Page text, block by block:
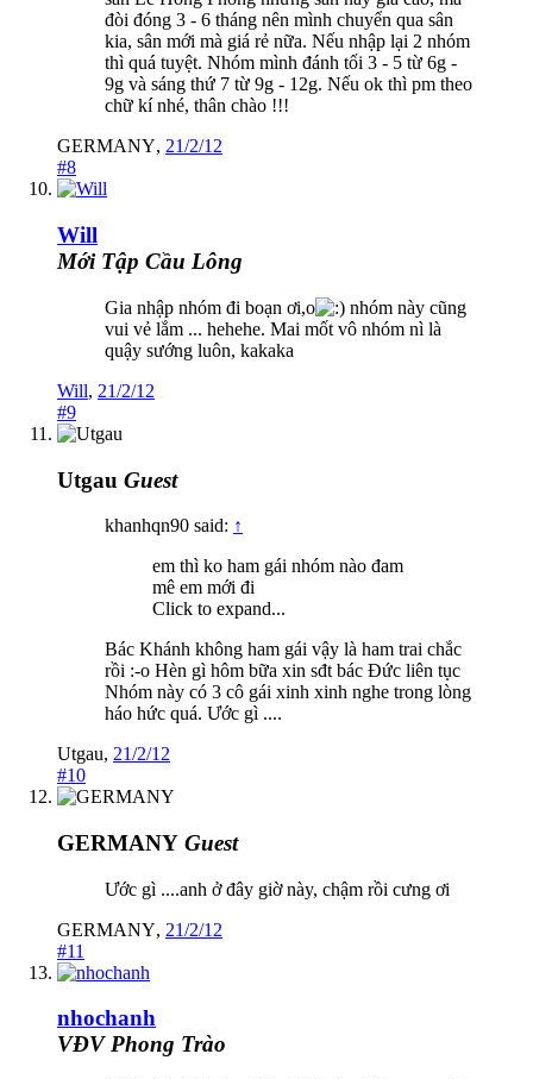
đòi đóng 3 - 6 tháng nên mình chuyển qua sân
kia, sân mới mà giá rẻ nữa. Nếu nhập lại 2 nhóm
thì quá tuyệt. Nhóm mình đánh tối 3 - 5 từ 6g -
9g và sáng thứ 7 từ 9g - 12g. Nếu ok thì pm theo
chữ kí nhé, thân chào !!!
GERMANY, 21/2/12
#8
Will
Mới Tập Cầu Lông
Gia nhập nhóm đi boạn ơi,o
nhóm này cũng
vui vẻ lắm ... hehehe. Mai mốt vô nhóm nì là
quậy sướng luôn, kakaka
Will, 21/2/12
#9
Utgau Guest
khanhqn90 said: ↑
em thì ko ham gái nhóm nào đam
mê em mới đi
Click to expand...
Bác Khánh không ham gái vậy là ham trai chắc
rồi :-o Hèn gì hôm bữa xin sđt bác Đức liên tục
Nhóm này có 3 cô gái xinh xinh nghe trong lòng
háo hức quá. Ước gì ....
Utgau, 21/2/12
#10
GERMANY Guest
Ước gì ....anh ở đây giờ này, chậm rồi cưng ơi
GERMANY, 21/2/12
#11
nhochanh
VĐV Phong Trào